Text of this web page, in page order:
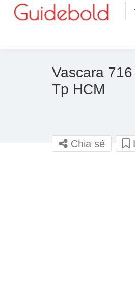
Vascara
Tp HCM
Chia sẻ